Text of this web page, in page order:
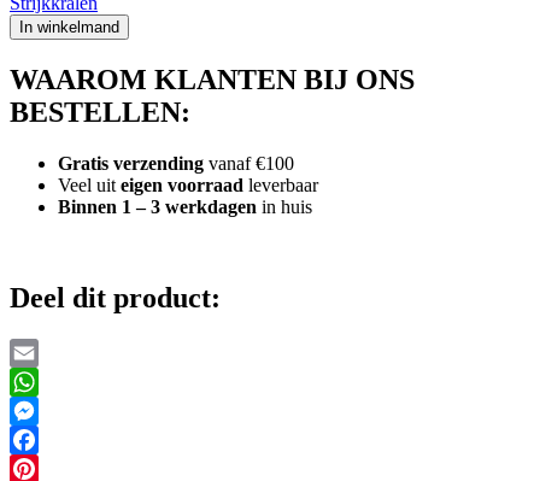
in
Ton
Stuks
+
3
aantal
In winkelmand
WAAROM KLANTEN BIJ ONS
BESTELLEN:
Gratis verzending vanaf €100
Veel uit eigen voorraad leverbaar
Binnen 1 – 3 werkdagen in huis
Deel dit product:
Email
WhatsApp
Messenger
Facebook